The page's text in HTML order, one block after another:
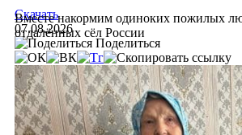
Вместе накормим одиноких пожилых
отдалённых сёл России
Скачать
07.08.2026
Поделиться